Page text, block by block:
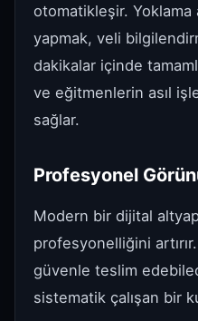
otomatikleşir.
yapmak, veli
dakikalar içinde
ve eğitmenlerin asıl
sağlar.
Profesyonel
Modern bir dijital
profesyonelliğini
güvenle teslim
sistematik çalışan bir